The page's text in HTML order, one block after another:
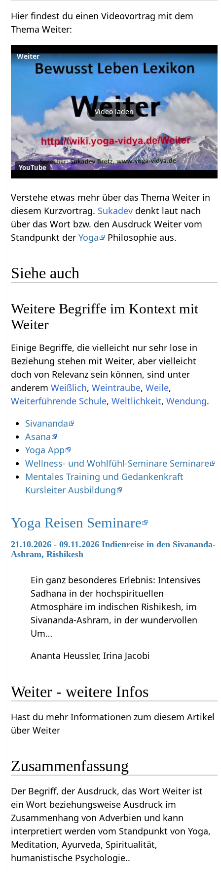
Hier findest du einen Videovortrag mit dem
Thema Weiter‏‎:
Weiter‏‎
Video laden
YouTube
Verstehe etwas mehr über das Thema Weiter‏‎ in
diesem Kurzvortrag. Sukadev denkt laut nach
über das Wort bzw. den Ausdruck Weiter‏‎ vom
Standpunkt derYoga Philosophie aus.
Siehe auch
Weitere Begriffe im Kontext mit
Einige Begriffe, die vielleicht nur sehr lose in
Beziehung stehen mit Weiter‏‎, aber vielleicht
doch von Relevanz sein können, sind unter
anderem
, ,
,
, ,
.
Sivananda
Asana
Yoga App
Wellness- und Wohlfühl-Seminare Seminare
Mentales Training und Gedankenkraft
Kursleiter Ausbildung
Yoga Reisen Seminare
21.10.2026 - 09.11.2026 Indienreise in den Sivananda-
Ashram, Rishikesh
Ein ganz besonderes Erlebnis: Intensives
Sadhana in der hochspirituellen
Atmosphäre im indischen Rishikesh, im
Sivananda-Ashram, in der wundervollen
Um…
Ananta Heussler, Irina Jacobi
Weiter‏‎ - weitere Infos
Hast du mehr Informationen zum diesem Artikel
Zusammenfassung
Der Begriff, der Ausdruck, das Wort Weiter‏‎ ist
ein Wort beziehungsweise Ausdruck im
Zusammenhang von Adverbien und kann
interpretiert werden vom Standpunkt von Yoga,
Meditation, Ayurveda, Spiritualität,
humanistische Psychologie..